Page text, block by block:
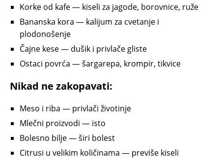
Korke od kafe — kiseli za jagode, borovnice, ruže
Bananska kora — kalijum za cvetanje i
plodonošenje
Čajne kese — dušik i privlače gliste
Ostaci povrća — šargarepa, krompir, tikvice
Nikad ne zakopavati:
Meso i riba — privlači životinje
Mlečni proizvodi — isto
Bolesno bilje — širi bolest
Citrusi u velikim količinama — previše kiseli